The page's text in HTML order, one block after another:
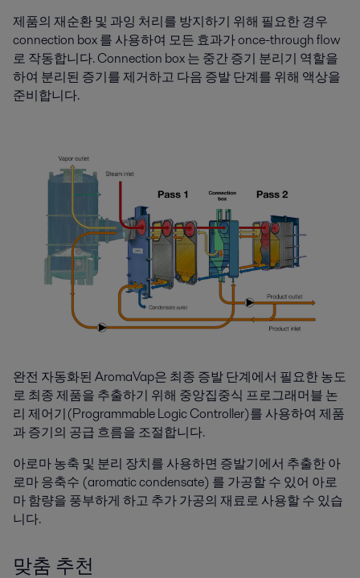
제품의 재순환 및 과잉 처리를 방지하기 위해 필요한 경우
connection box 를 사용하여 모든 효과가 once-through flow
로 작동합니다. Connection box 는 중간 증기 분리기 역할을
하여 분리된 증기를 제거하고 다음 증발 단계를 위해 액상을
준비합니다.
완전 자동화된 AromaVap은 최종 증발 단계에서 필요한 농도
로 최종 제품을 추출하기 위해 중앙집중식 프로그래머블 논
리 제어기(Programmable Logic Controller)를 사용하여 제품
과 증기의 공급 흐름을 조절합니다.
아로마 농축 및 분리 장치를 사용하면 증발기에서 추출한 아
로마 응축수 (aromatic condensate) 를 가공할 수 있어 아로
마 함량을 풍부하게 하고 추가 가공의 재료로 사용할 수 있습
니다.
맞춤 추천